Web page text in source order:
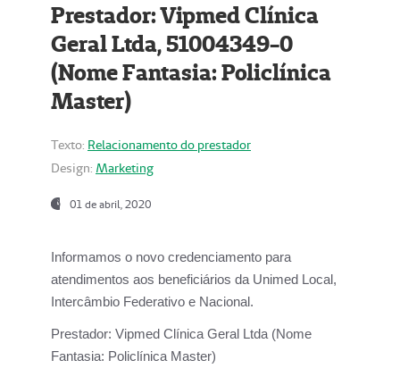
Prestador: Vipmed Clínica
Geral Ltda, 51004349-0
(Nome Fantasia: Policlínica
Master)
Texto: Relacionamento do prestador
Design: Marketing
01 de abril, 2020
Informamos o novo credenciamento para
atendimentos aos beneficiários da Unimed Local,
Intercâmbio Federativo e Nacional.
Prestador: Vipmed Clínica Geral Ltda (Nome
Fantasia: Policlínica Master)